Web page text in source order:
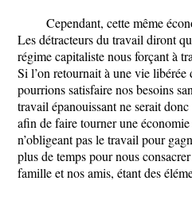
Cependant, cette même
Les détracteurs du travail diront
régime capitaliste nous forçant à
Si l’on retournait à une vie libérée
pourrions satisfaire nos besoins
travail épanouissant ne serait
afin de faire tourner une
n’obligeant pas le travail pour
plus de temps pour nous
famille et nos amis, étant des